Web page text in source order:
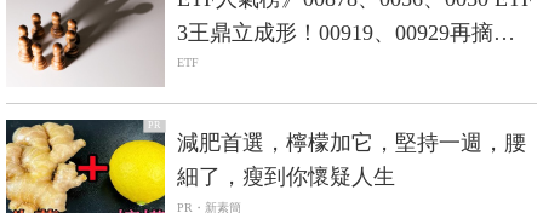
氣成長MVP-Smart智富ETF研究室
ETF
PR・新素簡